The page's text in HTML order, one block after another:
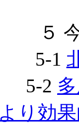
５
5-1
5-2
より効